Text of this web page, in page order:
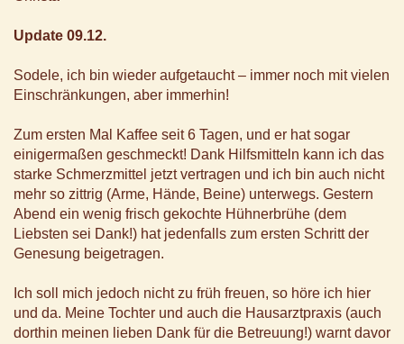
Update 09.12.
Sodele, ich bin wieder aufgetaucht – immer noch mit vielen
Einschränkungen, aber immerhin!
Zum ersten Mal Kaffee seit 6 Tagen, und er hat sogar
einigermaßen geschmeckt! Dank Hilfsmitteln kann ich das
starke Schmerzmittel jetzt vertragen und ich bin auch nicht
mehr so zittrig (Arme, Hände, Beine) unterwegs. Gestern
Abend ein wenig frisch gekochte Hühnerbrühe (dem
Liebsten sei Dank!) hat jedenfalls zum ersten Schritt der
Genesung beigetragen.
Ich soll mich jedoch nicht zu früh freuen, so höre ich hier
und da. Meine Tochter und auch die Hausarztpraxis (auch
dorthin meinen lieben Dank für die Betreuung!) warnt davor